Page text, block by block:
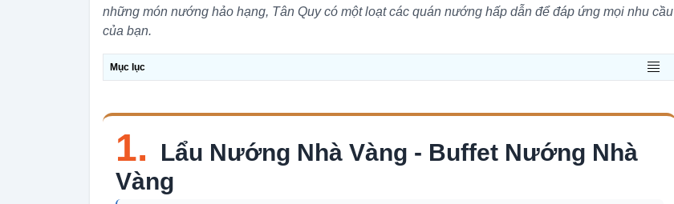
những món nướng hảo hạng, Tân Quy có một loạt các quán nướng hấp dẫn để đáp ứng mọi nhu cầu
của bạn.
Mục lục
1.
Lẩu Nướng Nhà Vàng - Buffet Nướng Nhà
Vàng